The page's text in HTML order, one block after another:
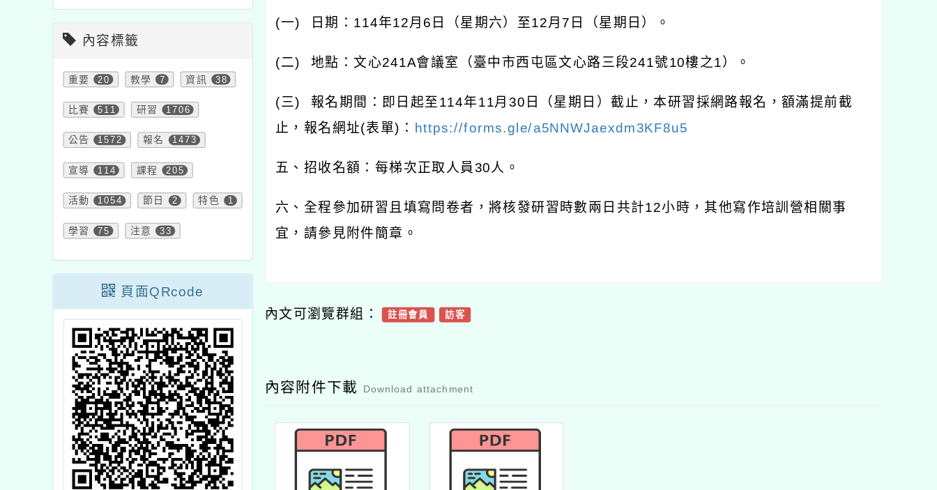
內容標籤
重要 20 教學 7 資訊 38
比賽 511 研習 1706
公告 1572 報名 1473
宣導 114 課程 205
活動 1054 節日 2 特色 1
學習 75 注意 33
頁面QRcode
(一) 日期： 114年12月 6 日（星期六）至12月 7 日（星期日）。
(二) 地點：文心241A會議室（臺中市西屯區文心路三段241號10樓之1）。
(三) 報名期間：即日起至114年11月 30 日（星期日）截止，本研習採網路報名，額滿提前截
止，報名網址(表單) ： https://forms.gle/a5NNWJaexdm3KF8u5
五、招收名額：每梯次正取人員30人。
六、全程參加研習且填寫問卷者，將核發研習時數兩日共計12小時，其他寫作培訓營相關事
宜，請參見附件簡章。
內文可瀏覽群組： 註冊會員 訪客
內容附件下載 Download attachment